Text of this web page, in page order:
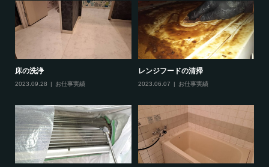
床の洗浄
2023.09.28 お仕事実績
レンジフードの清掃
2023.06.07 お仕事実績